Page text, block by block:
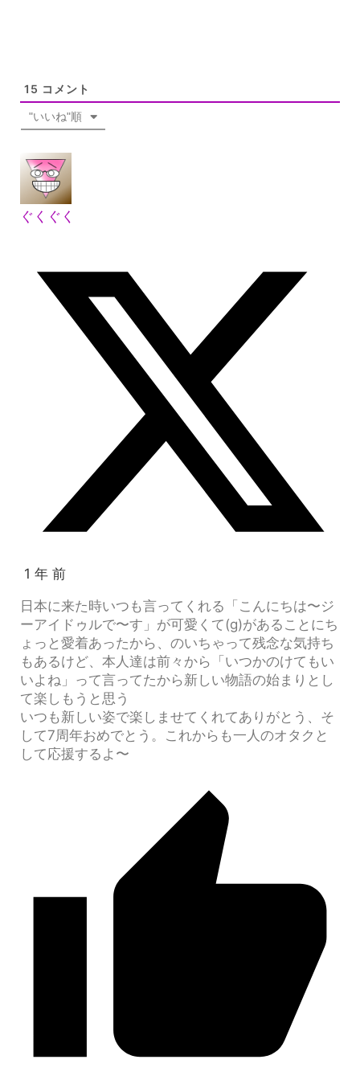
15 コメント
"いいね"順
ぐくぐく
1 年 前
日本に来た時いつも言ってくれる「こんにちは〜ジ
ーアイドゥルで〜す」が可愛くて(g)があることにち
ょっと愛着あったから、のいちゃって残念な気持ち
もあるけど、本人達は前々から「いつかのけてもい
いよね」って言ってたから新しい物語の始まりとし
て楽しもうと思う
いつも新しい姿で楽しませてくれてありがとう、そ
して7周年おめでとう。これからも一人のオタクと
して応援するよ〜